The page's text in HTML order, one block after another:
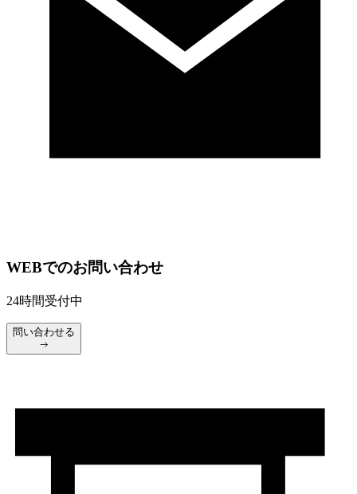
WEBでのお問い合わせ
24時間受付中
問い合わせる